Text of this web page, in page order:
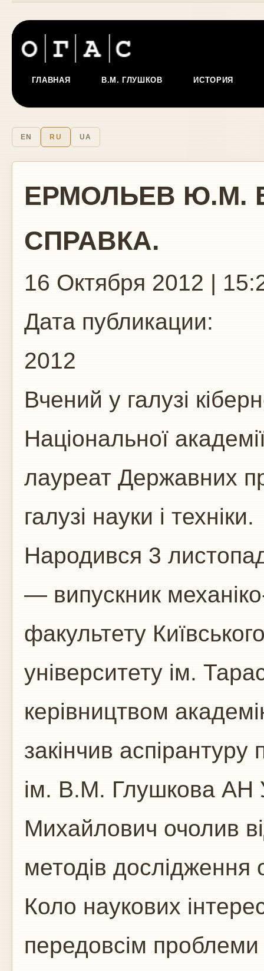
ГЛАВНАЯ В.М. ГЛУШКОВ ИСТОРИЯ
EN RU UA
ЕРМОЛЬЕВ Ю.М.
СПРАВКА.
16 Октября 2012 |
Дата публикации:
2012
Вчений у галузі
Національної
лауреат Державних
галузі науки і техніки.
Народився 3
— випускник
факультету
університету ім.
керівництвом
закінчив аспірантуру
ім. В.М. Глушкова АН
Михайлович очолив
методів дослідження
Коло наукових
передовсім